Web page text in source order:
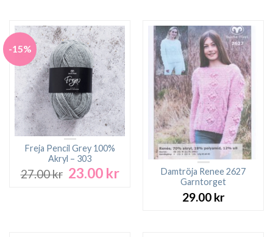
-15%
Freja Pencil Grey 100%
Akryl – 303
27.00kr Det
23.00 krDet
Damtröja Renee 2627
Garntorget
29.00 kr